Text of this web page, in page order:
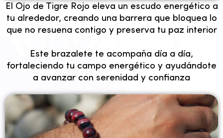
El Ojo de Tigre Rojo eleva un escudo energético a
tu alrededor, creando una barrera que bloquea lo
que no resuena contigo y preserva tu paz interior
Este brazalete te acompaña día a día,
fortaleciendo tu campo energético y ayudándote
a avanzar con serenidad y confianza